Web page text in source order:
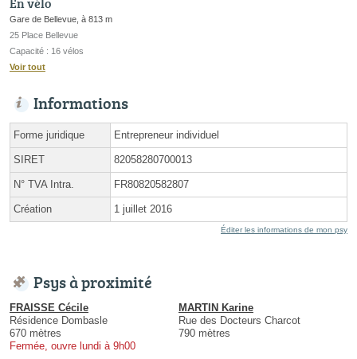
Gare de Bellevue, à 813 m
25 Place Bellevue
Capacité : 16 vélos
Voir tout
Informations
Forme juridique Entrepreneur individuel
SIRET 82058280700013
N° TVA Intra. FR80820582807
Création 1 juillet 2016
Éditer les informations de mon psy
Psys à proximité
FRAISSE Cécile
Résidence Dombasle
670 mètres
Fermée, ouvre lundi à 9h00
MARTIN Karine
Rue des Docteurs Charcot
790 mètres